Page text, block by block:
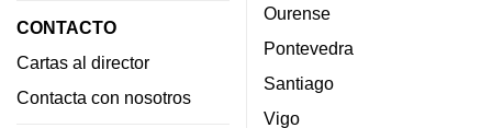
CONTACTO
Cartas al director
Contacta con nosotros
Ourense
Pontevedra
Santiago
Vigo